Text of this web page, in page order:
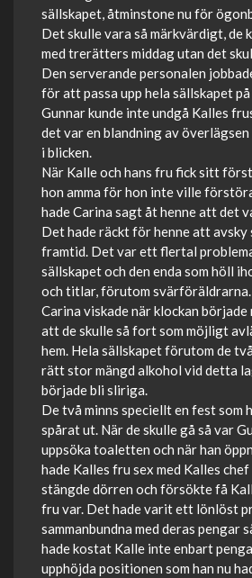
sällskapet, åtminstone nu för
Det skulle vara så märkvärdigt, de
med trerätters middag utan det
Den serverande personalen
för att passa upp hela sällskapet
Gunnar kunde inte undgå Kalles
det var en blandning av
i blicken.
När Kalle och hans fru fick sitt
hon amma för hon inte ville
hade Carina sagt åt henne att det
Det hade räckt för henne att
framtid. Det var ett flertal
sällskapet och den enda som höll
och titlar, förutom svärföräldrarna.
Carina viskade när klockan började
att de skulle så fort som möjligt
hem. Hela sällskapet förutom de
rätt stor mängd alkohol vid detta
började bli sliriga.
De två minns speciellt en fest som
spårat ut. När de skulle gå så var
uppsöka toaletten och när han
hade Kalles fru sex med Kalles
stängde dörren och försökte få
fru var. Det hade varit ett lönlöst
sammanbundna med deras pengar
hade kostat Kalle inte enbart
upphöjda positionen som han nu